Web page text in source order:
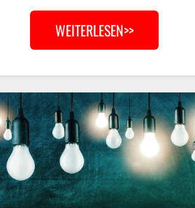
WEITERLESEN>>